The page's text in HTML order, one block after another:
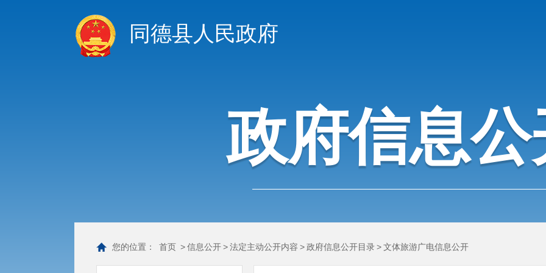
同德县人民政府
政府信息公
您的位置： 首页 >信息公开>法定主动公开内容 >政府信息公开目录>文体旅游广电信息公开